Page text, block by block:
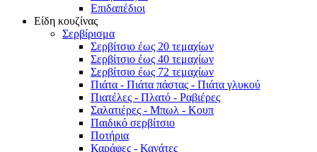
Επιδαπέδιοι
Είδη κουζίνας
Σερβίρισμα
Σερβίτσιο έως 20 τεμαχίων
Σερβίτσιο έως 40 τεμαχίων
Σερβίτσιο έως 72 τεμαχίων
Πιάτα - Πιάτα πάστας - Πιάτα γλυκού
Πιατέλες - Πλατό - Ραβιέρες
Σαλατιέρες - Μπωλ - Κουπ
Παιδικό σερβίτσιο
Ποτήρια
Καράφες - Κανάτες